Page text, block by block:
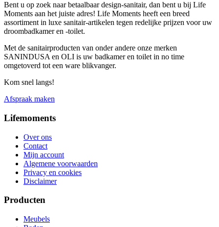
Bent u op zoek naar betaalbaar design-sanitair, dan bent u bij Life
Moments aan het juiste adres! Life Moments heeft een breed
assortiment in luxe sanitair-artikelen tegen redelijke prijzen voor uw
droombadkamer en -toilet.
Met de sanitairproducten van onder andere onze merken
SANINDUSA en OLI is uw badkamer en toilet in no time
omgetoverd tot een ware blikvanger.
Kom snel langs!
Afspraak maken
Lifemoments
Over ons
Contact
Mijn account
Algemene voorwaarden
Privacy en cookies
Disclaimer
Producten
Meubels